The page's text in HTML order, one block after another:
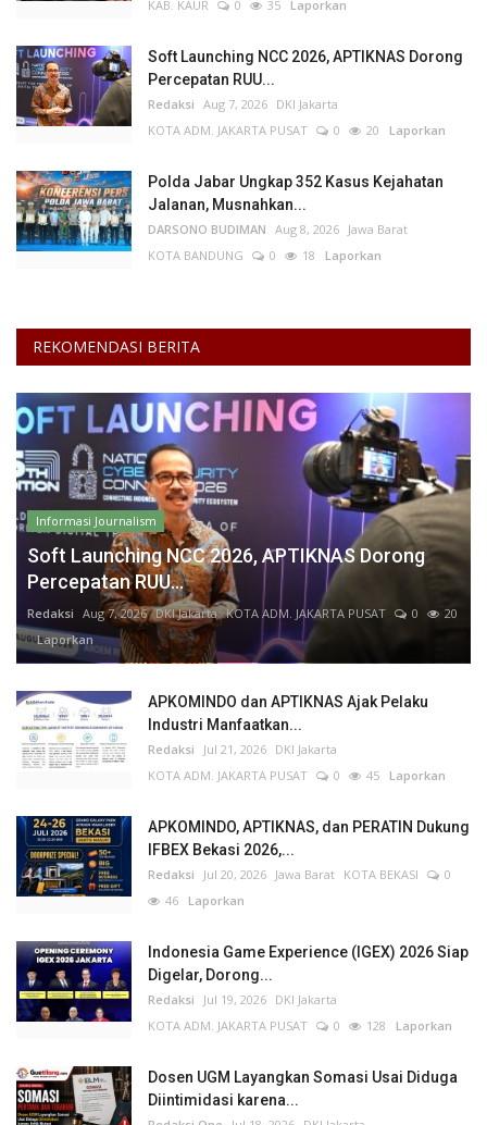
KAB. KAUR 0 35 Laporkan
Soft Launching NCC 2026, APTIKNAS Dorong
Percepatan RUU...
Redaksi Aug 7, 2026 DKI Jakarta
KOTA ADM. JAKARTA PUSAT
0 20 Laporkan
Polda Jabar Ungkap 352 Kasus Kejahatan
Jalanan, Musnahkan...
DARSONO BUDIMAN Aug 8, 2026 Jawa Barat
KOTA BANDUNG
0 18 Laporkan
REKOMENDASI BERITA
Informasi Journalism
Soft Launching NCC 2026, APTIKNAS Dorong
Percepatan RUU...
Redaksi Aug 7, 2026 DKI Jakarta KOTA ADM. JAKARTA PUSAT 0
20
Laporkan
APKOMINDO dan APTIKNAS Ajak Pelaku
Industri Manfaatkan...
Redaksi Jul 21, 2026 DKI Jakarta
KOTA ADM. JAKARTA PUSAT
0 45 Laporkan
APKOMINDO, APTIKNAS, dan PERATIN Dukung
IFBEX Bekasi 2026,...
Redaksi Jul 20, 2026 Jawa Barat KOTA BEKASI
0
46 Laporkan
Indonesia Game Experience (IGEX) 2026 Siap
Digelar, Dorong...
Redaksi Jul 19, 2026 DKI Jakarta
KOTA ADM. JAKARTA PUSAT
0 128 Laporkan
Dosen UGM Layangkan Somasi Usai Diduga
Diintimidasi karena...